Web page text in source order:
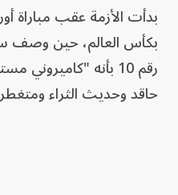
بكأس العالم، حين
رقم 10 بأنه
حاقد وحديث الثراء